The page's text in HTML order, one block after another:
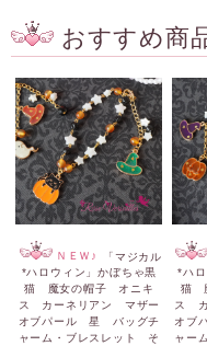
おすすめ商
ＮＥＷ♪
「マジカル
*ハロウィン」かぼちゃ黒
猫 魔女の帽子 オニキ
ス カーネリアン マザー
オブパール 星 バッグチ
ャーム・ブレスレット そ
*ハ
猫
ス
オブ
ャー